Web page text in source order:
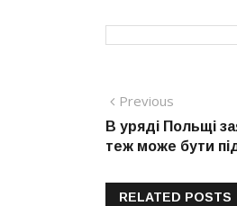
Навігація
записів
Previous
post:
В уряді Польщі
теж може бути
RELATED POSTS